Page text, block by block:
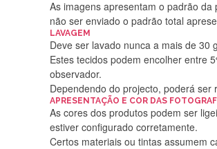
As imagens apresentam o padrão
não ser enviado o padrão total
LAVAGEM
Deve ser lavado nunca a mais de 30
Estes tecidos podem encolher entre
observador.
Dependendo do projecto, poderá ser
APRESENTAÇÃO E COR DAS
As cores dos produtos podem ser
estiver configurado corretamente.
Certos materiais ou tintas assumem